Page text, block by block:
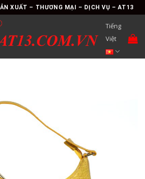
XUẤT – THƯƠNG MẠI – DỊCH VỤ – AT13
Tiếng
Việt